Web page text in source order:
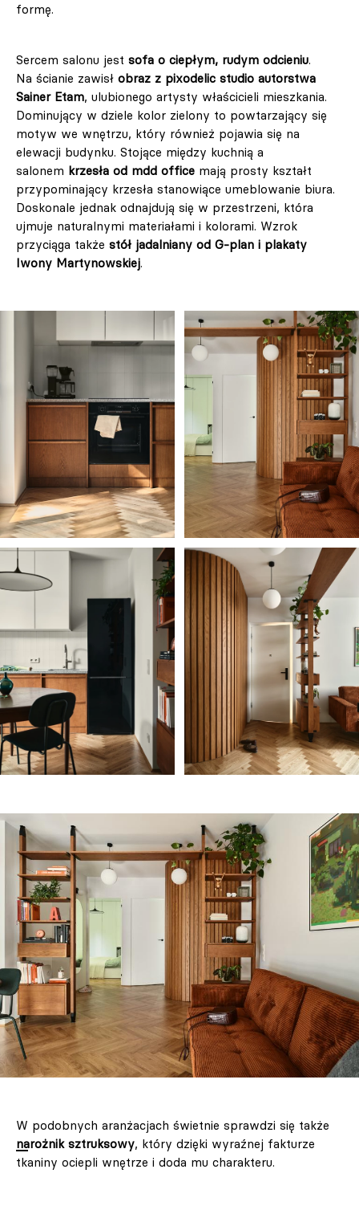
formę.
Sercem salonu jest sofa o ciepłym, rudym odcieniu.
Na ścianie zawisł obraz z pixodelic studio autorstwa
Sainer Etam, ulubionego artysty właścicieli mieszkania.
Dominujący w dziele kolor zielony to powtarzający się
motyw we wnętrzu, który również pojawia się na
elewacji budynku. Stojące między kuchnią a
salonem krzesła od mdd office mają prosty kształt
przypominający krzesła stanowiące umeblowanie biura.
Doskonale jednak odnajdują się w przestrzeni, która
ujmuje naturalnymi materiałami i kolorami. Wzrok
przyciąga także stół jadalniany od G-plan i plakaty
Iwony Martynowskiej.
W podobnych aranżacjach świetnie sprawdzi się także
narożnik sztruksowy, który dzięki wyraźnej fakturze
tkaniny ociepli wnętrze i doda mu charakteru.